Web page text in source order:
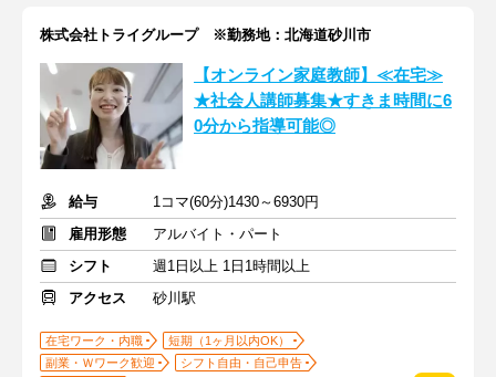
株式会社トライグループ ※勤務地：北海道砂川市
【オンライン家庭教師】≪在宅≫
★社会人講師募集★すきま時間に6
0分から指導可能◎
給与
1コマ(60分)1430～6930円
雇用形態
アルバイト・パート
シフト
週1日以上 1日1時間以上
アクセス
砂川駅
在宅ワーク・内職
短期（1ヶ月以内OK）
副業・Ｗワーク歓迎
シフト自由・自己申告